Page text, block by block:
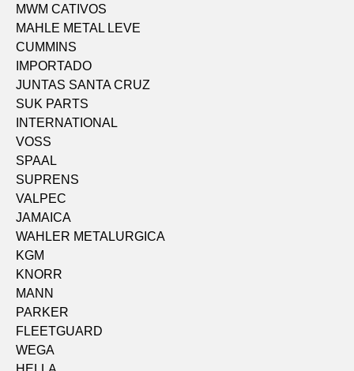
MWM CATIVOS
MAHLE METAL LEVE
CUMMINS
IMPORTADO
JUNTAS SANTA CRUZ
SUK PARTS
INTERNATIONAL
VOSS
SPAAL
SUPRENS
VALPEC
JAMAICA
WAHLER METALURGICA
KGM
KNORR
MANN
PARKER
FLEETGUARD
WEGA